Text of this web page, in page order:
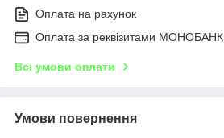
Оплата на рахунок
Оплата за реквізитами МОНОБАНК
Всі умови оплати
Умови повернення